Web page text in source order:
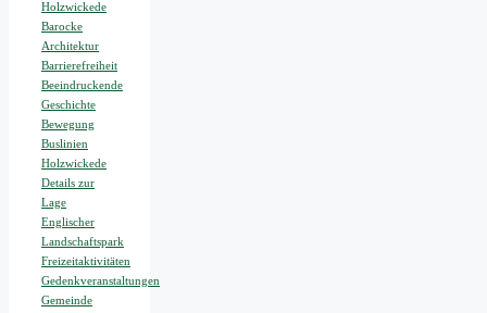
Holzwickede
Barocke
Architektur
Barrierefreiheit
Beeindruckende
Geschichte
Bewegung
Buslinien
Holzwickede
Details zur
Lage
Englischer
Landschaftspark
Freizeitaktivitäten
Gedenkveranstaltungen
Gemeinde